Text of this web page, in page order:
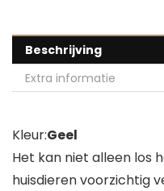
Beschrijving
Extra informatie
Kleur:Geel
Het kan niet alleen los
huisdieren voorzichtig